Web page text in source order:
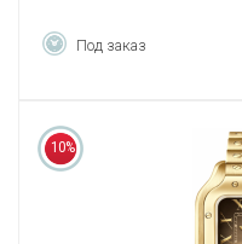
Под заказ
10%